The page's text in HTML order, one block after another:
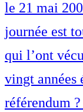
le 21 mai
journée est
qui l’ont
vingt années
référendum